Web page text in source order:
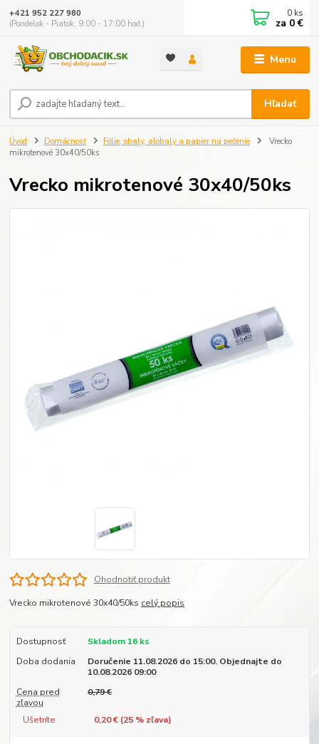
Menu
Hľadať
+421 952 227 980
(Pondelok - Piatok, 9:00 - 17:00 hod.)
0 ks
za 0 €
Úvod Domácnosť Fólie, obaly, alobaly a papier na pečenie
Vrecko
mikrotenové 30x40/50ks
Vrecko mikrotenové 30x40/50ks
Ohodnotiť produkt
Vrecko mikrotenové 30x40/50ks celý popis
Dostupnosť
Skladom 16 ks
Doba dodania
Doručenie 11.08.2026 do 15:00. Objednajte do
10.08.2026 09:00
Cena pred
zľavou
0,79 €
Ušetríte 0,20 € (25% zľava)